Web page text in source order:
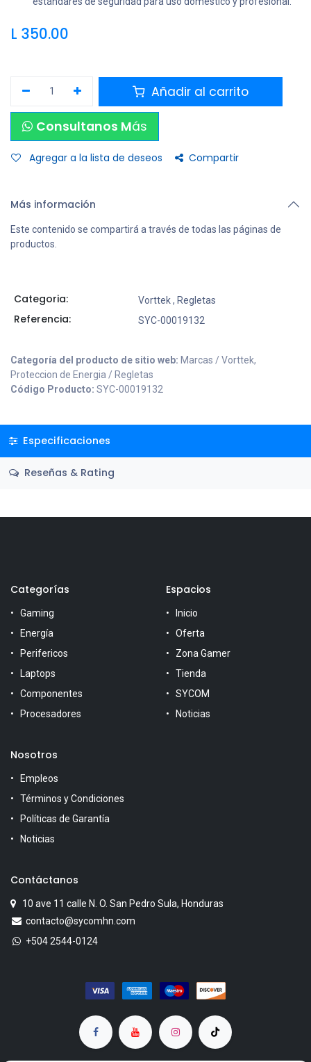
L 350.00
Añadir al carrito
Consultanos Más
Agregar a la lista de deseos Compartir
Más información
Este contenido se compartirá a través de todas las páginas de
productos.
Categoria: Vorttek, Regletas
Referencia: SYC-00019132
Categoría del producto de sitio web: Marcas / Vorttek,
Proteccion de Energia / Regletas
Código Producto: SYC-00019132
Especificaciones
Reseñas & Rating
Categorías
Gaming
Energía
Perifericos
Laptops
Componentes
Procesadores
Espacios
Inicio
Oferta
Zona Gamer
Tienda
SYCOM
Noticias
Nosotros
Empleos
Términos y Condiciones
Políticas de Garantía
Noticias
Contáctanos
10 ave 11 calle N. O. San Pedro Sula, Honduras
contacto@sycomhn.com
+504 2544-0124